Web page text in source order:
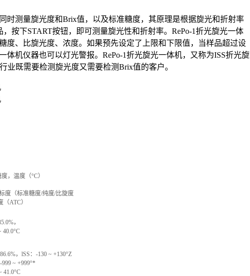
时测量旋光度和Brix值，以及标准糖度，其原理是根据旋光和折射率
按下START按钮，即可测量旋光性和折射率。 RePo-1折光旋光一体
度、比旋光度、浓度。如果预先设定了上限和下限值，当样品超过设
体机仪器也可以灯光警报。 RePo-1折光旋光一体机，又称为ISS折光旋
既需要检测旋光度又需要检测Brix值的客户。
，温度（°C）
度（标准糖度/纯度/比旋度
ATC）
，
40.0°C
，lSS：-130 ~ +130°Z
~ +999°*
41.0°C